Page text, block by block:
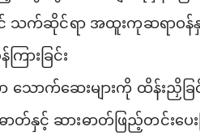
င် သက်ဆိုင်ရာ အထူးကုဆရာဝန်နှ
ြားခြင်း
သောက်ဆေးများကို ထိန်းညှိခြ
တ်နှင့် ဆားဓာတ်ဖြည့်တင်းပေးခ